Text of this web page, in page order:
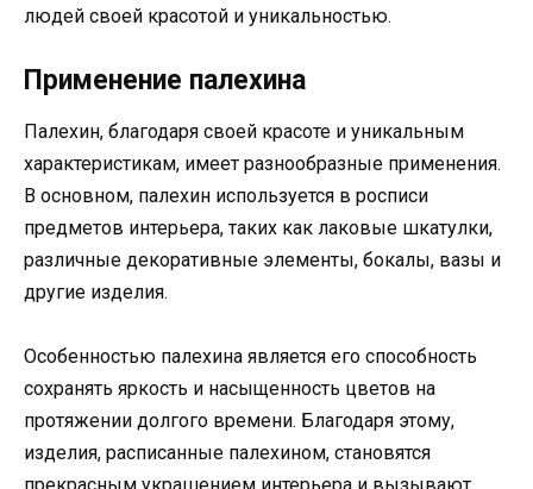
людей своей красотой и уникальностью.
Применение палехина
Палехин, благодаря своей красоте и уникальным
характеристикам, имеет разнообразные применения.
В основном, палехин используется в росписи
предметов интерьера, таких как лаковые шкатулки,
различные декоративные элементы, бокалы, вазы и
другие изделия.
Особенностью палехина является его способность
сохранять яркость и насыщенность цветов на
протяжении долгого времени. Благодаря этому,
изделия, расписанные палехином, становятся